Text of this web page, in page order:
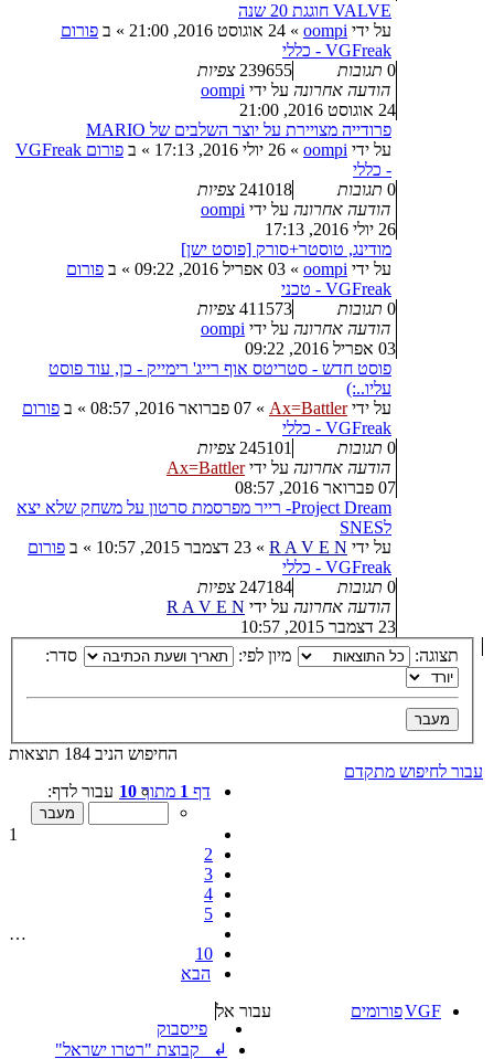
VALVE חוגגת 20 שנה
על ידי oompi
» 24 אוגוסט 2016, 21:00 » ב פורום
VGFreak - כללי
0 תגובות 239655 צפיות
הודעה אחרונה על ידי oompi
24 אוגוסט 2016, 21:00
פרודייה מצויירת על יוצר השלבים של MARIO
על ידי oompi
» 26 יולי 2016, 17:13 » ב
פורום VGFreak
- כללי
0 תגובות 241018 צפיות
הודעה אחרונה על ידי oompi
26 יולי 2016, 17:13
מודינג, טוסטר+סורק [פוסט ישן]
על ידי oompi
» 03 אפריל 2016, 09:22 » ב פורום
VGFreak - טכני
0 תגובות 411573 צפיות
הודעה אחרונה על ידי oompi
03 אפריל 2016, 09:22
פוסט חדש - סטריטס אוף רייג' רימייק - כן, עוד פוסט
עליו..:)
על ידיAx=Battler
» 07 פברואר 2016, 08:57 » ב פורום
VGFreak - כללי
0 תגובות 245101 צפיות
הודעה אחרונה על ידיAx=Battler
07 פברואר 2016, 08:57
Project Dream- רייר מפרסמת סרטון על משחק שלא יצא
לSNES
על ידי R A V E N
» 23 דצמבר 2015, 10:57 » ב פורום
VGFreak - כללי
0 תגובות 247184 צפיות
הודעה אחרונה על ידי R A V E N
23 דצמבר 2015, 10:57
תצוגה:
מיון לפי: סדר:
החיפוש הניב 184 תוצאות
דף 1 מתוך 10 עבור לדף:
1
2
3
4
5
…
10
הבא
עבור לחיפוש מתקדם
עבור אל
פייסבוק
↲ קבוצת "רטרו ישראל"
VGFפורומים